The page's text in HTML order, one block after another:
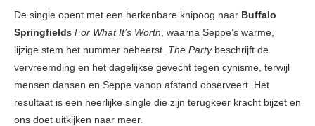
De single opent met een herkenbare knipoog naar Buffalo
Springfields For What It’s Worth , waarna Seppe’s warme,
lijzige stem het nummer beheerst. The Partybeschrijft de
vervreemding en het dagelijkse gevecht tegen cynisme, terwijl
mensen dansen en Seppe vanop afstand observeert. Het
resultaat is een heerlijke single die zijn terugkeer kracht bijzet en
ons doet uitkijken naar meer.